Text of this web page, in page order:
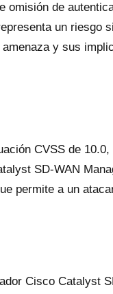
de
un
y sus
CVSS de
SD-WAN
permite a un
Cisco